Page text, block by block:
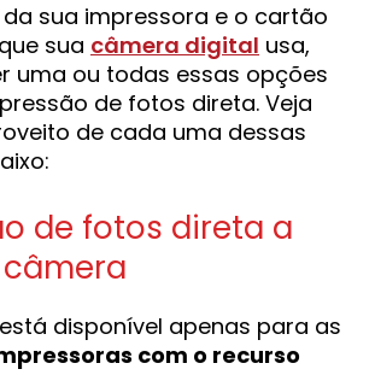
sua impressora e o cartão
sua câmera digital usa,
uma ou todas essas opções
de fotos direta. Veja
de cada uma dessas
de fotos direta a
disponível apenas para as
com o recurso